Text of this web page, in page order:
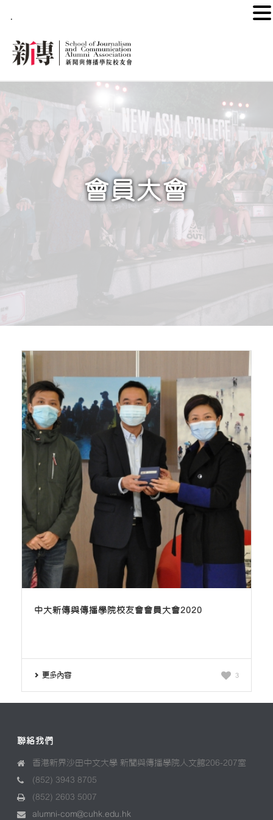
會員大會
中大新傳與傳播學院校友會會員大會2020
更多內容 3
聯絡我們
香港新界沙田中文大學 新聞與傳播學院人文館206-207室
(852) 3943 8705
(852) 2603 5007
alumni-com@cuhk.edu.hk
.